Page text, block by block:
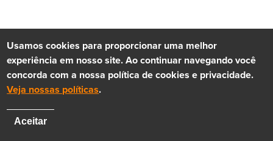
Usamos cookies para proporcionar uma melhor
experiência em nosso site. Ao continuar navegando você
concorda com a nossa política de cookies e privacidade.
Veja nossas políticas.
Aceitar